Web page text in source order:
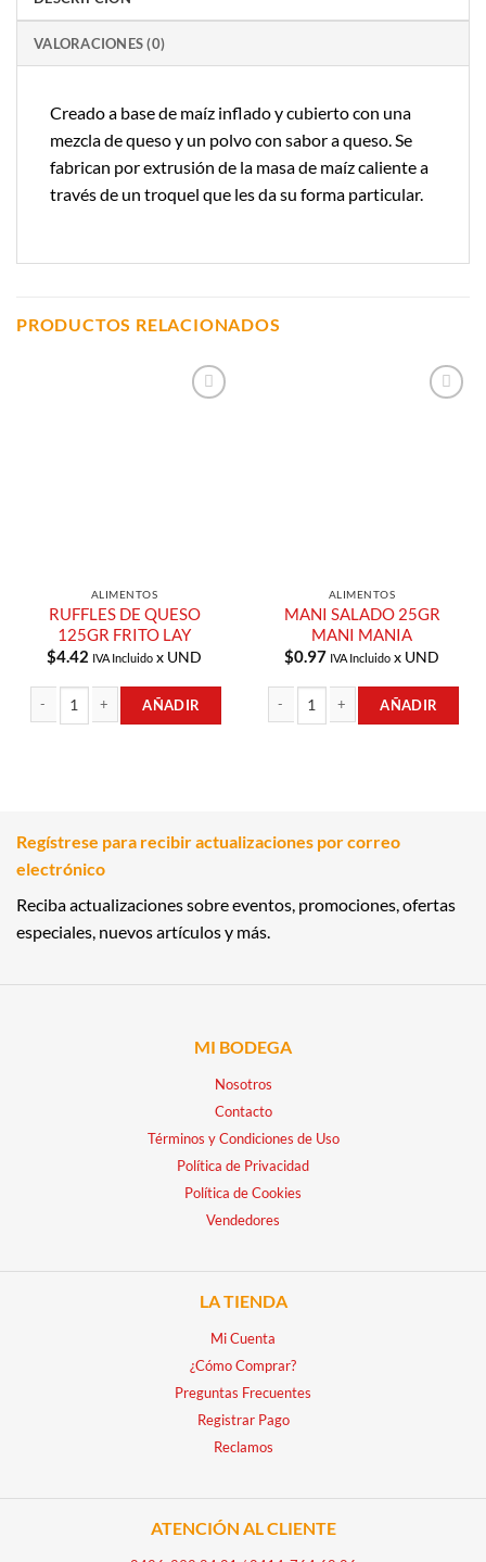
VALORACIONES (0)
Creado a base de maíz inflado y cubierto con una
mezcla de queso y un polvo con sabor a queso. Se
fabrican por extrusión de la masa de maíz caliente a
través de un troquel que les da su forma particular.
PRODUCTOS RELACIONADOS
ALIMENTOS
RUFFLES DE QUESO
125GR FRITO LAY
$4.42 IVA Incluido x UND
AÑADIR
ALIMENTOS
MANI SALADO 25GR
MANI MANIA
$0.97 IVA Incluido x UND
AÑADIR
Regístrese para recibir actualizaciones por correo
electrónico
Reciba actualizaciones sobre eventos, promociones, ofertas
especiales, nuevos artículos y más.
MI BODEGA
Nosotros
Contacto
Términos y Condiciones de Uso
Política de Privacidad
Política de Cookies
Vendedores
LA TIENDA
Mi Cuenta
¿Cómo Comprar?
Preguntas Frecuentes
Registrar Pago
Reclamos
ATENCIÓN AL CLIENTE